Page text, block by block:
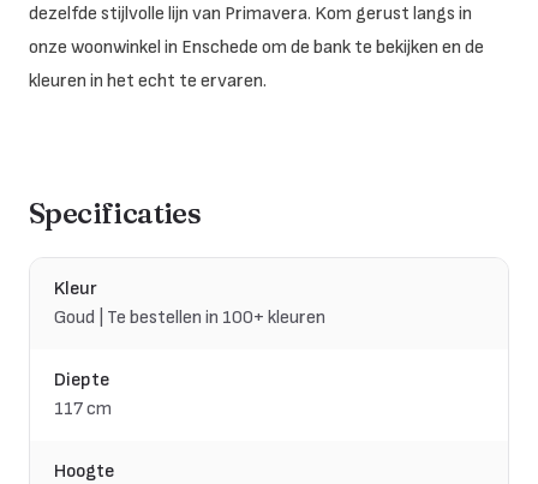
dezelfde stijlvolle lijn van Primavera. Kom gerust langs in
onze woonwinkel in Enschede om de bank te bekijken en de
kleuren in het echt te ervaren.
Specificaties
Kleur
Goud | Te bestellen in 100+ kleuren
Diepte
117 cm
Hoogte